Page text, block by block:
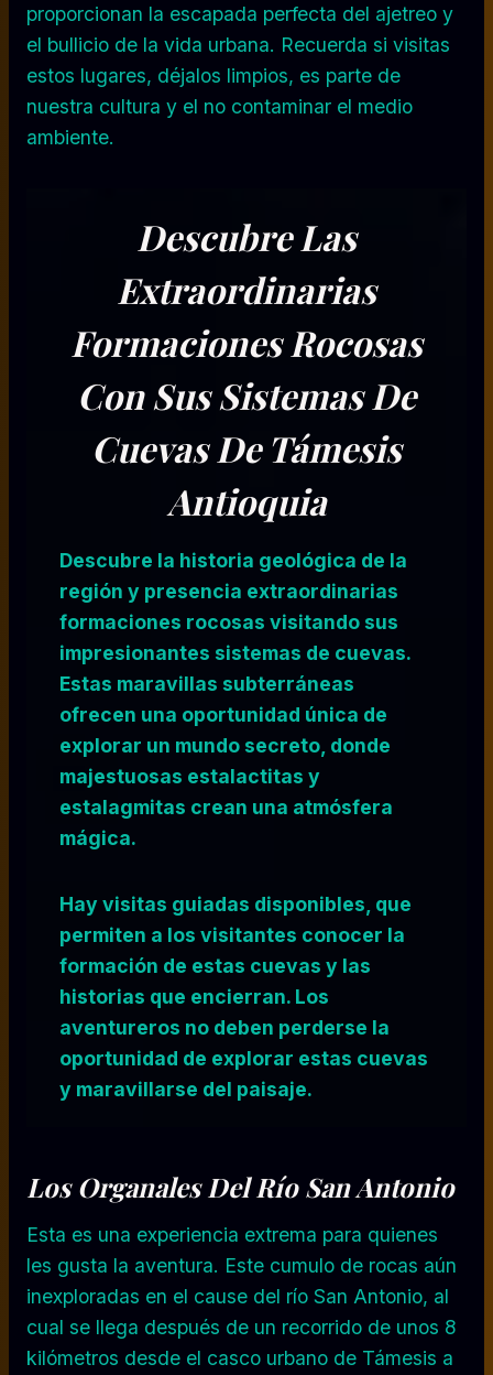
proporcionan la escapada perfecta del ajetreo y
el bullicio de la vida urbana. Recuerda si visitas
estos lugares, déjalos limpios, es parte de
nuestra cultura y el no contaminar el medio
ambiente.
Descubre Las
Extraordinarias
Formaciones Rocosas
Con Sus Sistemas De
Cuevas De Támesis
Antioquia
Descubre la historia geológica de la
región y presencia extraordinarias
formaciones rocosas visitando sus
impresionantes sistemas de cuevas.
Estas maravillas subterráneas
ofrecen una oportunidad única de
explorar un mundo secreto, donde
majestuosas estalactitas y
estalagmitas crean una atmósfera
mágica.
Hay visitas guiadas disponibles, que
permiten a los visitantes conocer la
formación de estas cuevas y las
historias que encierran. Los
aventureros no deben perderse la
oportunidad de explorar estas cuevas
y maravillarse del paisaje.
Los Organales Del Río San Antonio
Esta es una experiencia extrema para quienes
les gusta la aventura. Este cumulo de rocas aún
inexploradas en el cause del río San Antonio, al
cual se llega después de un recorrido de unos 8
kilómetros desde el casco urbano de Támesis a